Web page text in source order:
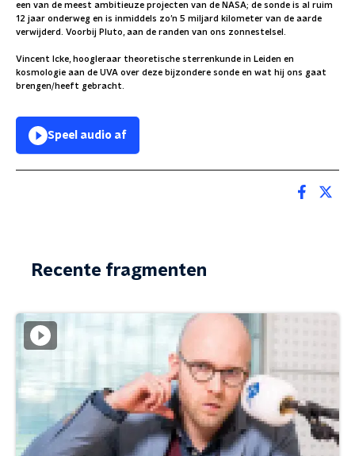
een van de meest ambitieuze projecten van de NASA; de sonde is al ruim
12 jaar onderweg en is inmiddels zo’n 5 miljard kilometer van de aarde
verwijderd. Voorbij Pluto, aan de randen van ons zonnestelsel.
Vincent Icke, hoogleraar theoretische sterrenkunde in Leiden en
kosmologie aan de UVA over deze bijzondere sonde en wat hij ons gaat
brengen/heeft gebracht.
Speel audio af
Recente fragmenten